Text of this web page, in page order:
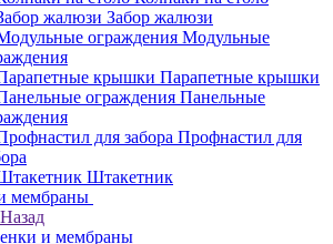
Забор жалюзи
Модульные
Парапетные крышки
Панельные
Профнастил для
Штакетник
мембраны
Назад
и мембраны